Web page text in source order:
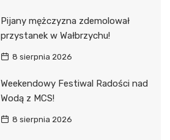
Pijany mężczyzna zdemolował
przystanek w Wałbrzychu!
8 sierpnia 2026
Weekendowy Festiwal Radości nad
Wodą z MCS!
8 sierpnia 2026